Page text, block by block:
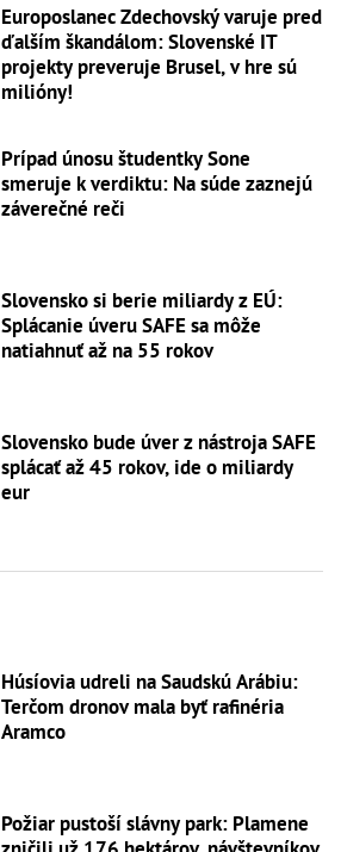
Europoslanec Zdechovský varuje pred
ďalším škandálom: Slovenské IT
projekty preveruje Brusel, v hre sú
milióny!
Prípad únosu študentky Sone
smeruje k verdiktu: Na súde zaznejú
záverečné reči
Slovensko si berie miliardy z EÚ:
Splácanie úveru SAFE sa môže
natiahnuť až na 55 rokov
Slovensko bude úver z nástroja SAFE
splácať až 45 rokov, ide o miliardy
eur
Húsíovia udreli na Saudskú Arábiu:
Terčom dronov mala byť rafinéria
Aramco
Požiar pustoší slávny park: Plamene